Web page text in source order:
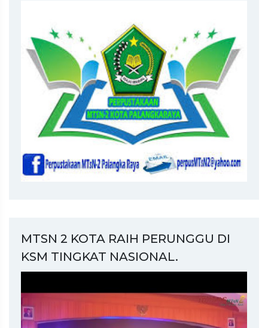
MTSN 2 KOTA RAIH PERUNGGU DI
KSM TINGKAT NASIONAL.